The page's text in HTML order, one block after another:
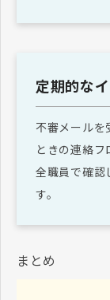
定期的な
不審メールを
ときの連絡
全職員で確認
す。
まとめ